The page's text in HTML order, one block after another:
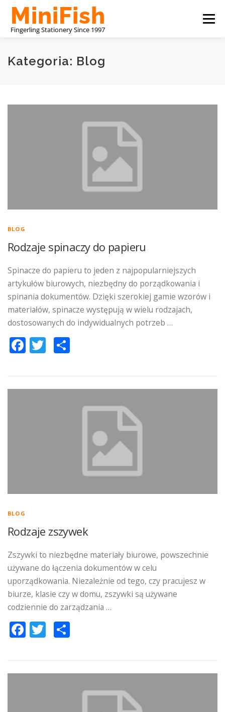
Przejdź
treści
Menu
CHINA STATIONERY MANUFACTURER
Kategoria: Blog
BLOG
Rodzaje spinaczy do papieru
Spinacze do papieru to jeden z najpopularniejszych
artykułów biurowych, niezbędny do porządkowania i
spinania dokumentów. Dzięki szerokiej gamie wzorów i
materiałów, spinacze występują w wielu rodzajach,
dostosowanych do indywidualnych potrzeb …
Facebook
Twitter
BLOG
Rodzaje zszywek
Zszywki to niezbędne materiały biurowe, powszechnie
używane do łączenia dokumentów w celu
uporządkowania. Niezależnie od tego, czy pracujesz w
biurze, klasie czy w domu, zszywki są używane
codziennie do zarządzania …
Facebook
Twitter